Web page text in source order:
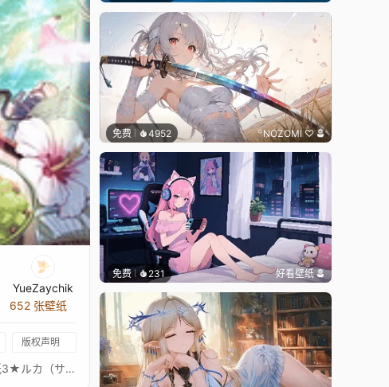
YueZaychik
652 张壁纸
版权声明
プリンセスコネクトリダイブPrincess Connect! Re: Dive超异域公主连结！Re: Dive3星 泳装流夏 大姐头 3★ 主页动画壁纸3★ルカ（サマー）通过 Waifu2x 降噪放大 + FFmpeg 60FPS 补帧处理21:9 带鱼屏适配版：https://steamcommunity.com/sharedfiles/filedetails/?id=2153536173PCR 16:9 合集：https://steamcommunity.com/sharedfiles/filedetails/?id=2134024999PCR 21:9 合集：https://steamcommunity.com/sharedfiles/filedetails/?id=2137377323
免费 4952 ꙳NOZOMI ♡
免费 231 好看壁纸